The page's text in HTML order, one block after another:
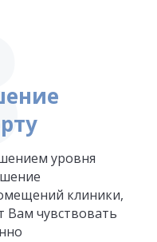
уровня
клиники,
Вам чувствовать